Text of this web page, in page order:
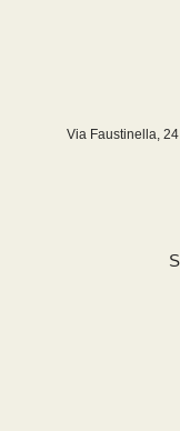
Via Faustinella,